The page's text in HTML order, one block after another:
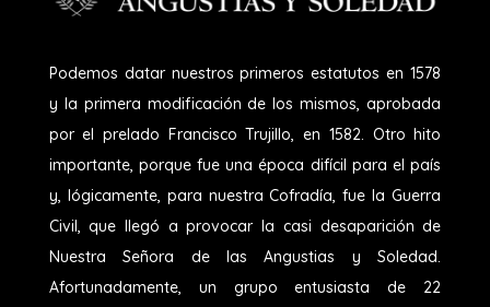
Podemos datar nuestros primeros estatutos en 1578
y la primera modificación de los mismos, aprobada
por el prelado Francisco Trujillo, en 1582. Otro hito
importante, porque fue una época difícil para el país
y, lógicamente, para nuestra Cofradía, fue la Guerra
Civil, que llegó a provocar la casi desaparición de
Nuestra Señora de las Angustias y Soledad.
Afortunadamente, un grupo entusiasta de 22